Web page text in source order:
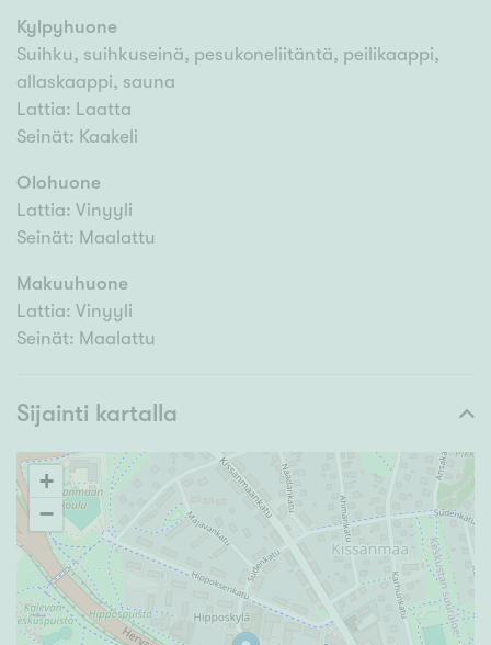
Kylpyhuone
Suihku, suihkuseinä, pesukoneliitäntä, peilikaappi,
allaskaappi, sauna
Lattia: Laatta
Seinät: Kaakeli
Olohuone
Lattia: Vinyyli
Seinät: Maalattu
Makuuhuone
Lattia: Vinyyli
Seinät: Maalattu
Sijainti kartalla
+
−